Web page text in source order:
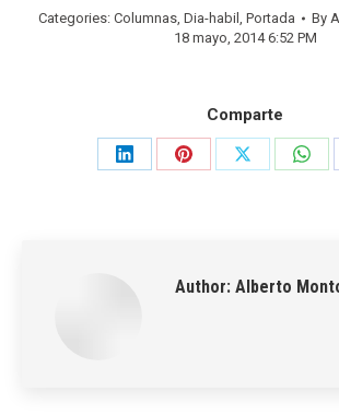
Categories: Columnas, Dia-habil , Portada By
18 mayo, 2014 6:52 PM
Comparte
Share
Share
Share
Author: Alberto